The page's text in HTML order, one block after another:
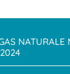
NATURALE
2024